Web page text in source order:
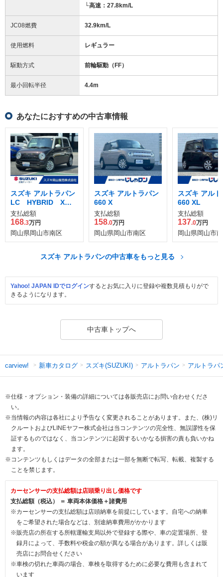
└高速：27.8km/L
JC08燃費 32.9km/L
使用燃料 レギュラー
駆動方式 前輪駆動（FF）
最小回転半径 4.4m
あなたにおすすめの中古車情報
スズキ アルトラパン
LC HYBRID X 6
型
支払総額
168.3万円
岡山県岡山市南区
スズキ アルトラパン
660 X
支払総額
158.0万円
岡山県岡山市南区
スズキ アル
660 XL
支払総額
137.0万円
岡山県岡山市
スズキ アルトラパンの中古車をもっと見る
Yahoo! JAPAN IDでログインするとお気に入りに登録や複数見積もりがで
きるようになります。
中古車トップへ
carview! 新車カタログ スズキ(SUZUKI) アルトラパン アルトラパ
※仕様・オプション・装備の詳細については各販売店にお問い合わせくださ
い。
※当情報の内容は各社により予告なく変更されることがあります。また、(株)リ
クルートおよびLINEヤフー株式会社は当コンテンツの完全性、無誤謬性を保
証するものではなく、当コンテンツに起因するいかなる損害の責も負いかね
ます。
※コンテンツもしくはデータの全部または一部を無断で転写、転載、複製する
ことを禁じます。
カーセンサーの支払総額は店頭乗り出し価格です
支払総額（税込） ＝ 車両本体価格＋諸費用
※カーセンサーの支払総額は店頭納車を前提にしています。自宅への納車
をご希望された場合などは、別途納車費用がかかります
※販売店の所在する所轄運輸支局以外で登録する際や、車の定置場所、登
録月によって、手数料や税金の額が異なる場合があります。詳しくは販
売店にお問合せください
※車検の切れた車両の場合、車検を取得するために必要な費用も含まれて
います